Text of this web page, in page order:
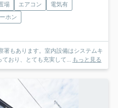
場 エアコン
電気有
ホン
署もあります。室内設備はシステムキ
おり、とても充実して...
もっと見る